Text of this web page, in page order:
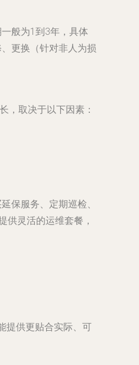
般为1到3年，具体
更换（针对非人为损
，取决于以下因素：
保服务、定期巡检、
供灵活的运维套餐，
提供更贴合实际、可